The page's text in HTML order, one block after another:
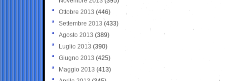
Ottobre 2013 (446)
Settembre 2013 (433)
Agosto 2013 (389)
Luglio 2013 (390)
Giugno 2013 (425)
Maggio 2013 (413)